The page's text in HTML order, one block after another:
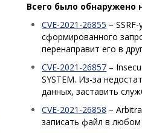
Всего было обнаружено
CVE-2021-26855 –
сформированного
перенаправит его в
CVE-2021-26857 –
SYSTEM. Из-за
данных, заставить
CVE-2021-26858 –
записать файл в